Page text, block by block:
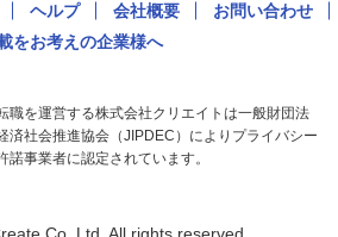
ヘルプ 会社概要
お問い合わせ
をお考えの企業様へ
職を運営する株式会社クリエイトは一般財団法
済社会推進協会（JIPDEC）によりプライバシー
諾事業者に認定されています。